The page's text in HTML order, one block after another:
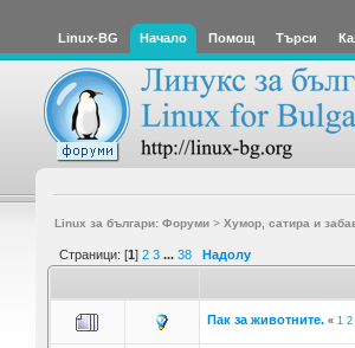
Linux-BG Начало Помощ Търси
Linux за българи: Форуми> Хумор, сатира и
Страници: [1] 2 3 ... 38 Надолу
Пак за животните. « 1 2